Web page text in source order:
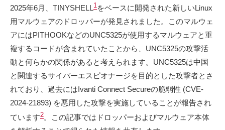
2025年6月、TINYSHELL1 をベースに開発された新しいLinux
用マルウェアのドロッパーが発見されました。このマルウェ
アにはPITHOOKなどのUNC5325が使用するマルウェアと重
複するコードが含まれていたことから、UNC5325の攻撃活
動と何らかの関係があると考えられます。UNC5325は中国
と関連するサイバーエスピオナージを目的とした攻撃者とさ
れており、過去にはIvanti Connect Secureの脆弱性 (CVE-
2024-21893) を悪用した攻撃を実施していることが報告され
ています2。この記事ではドロッパーおよびマルウェア本体